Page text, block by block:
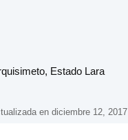
Estado Lara
en diciembre 12, 2017